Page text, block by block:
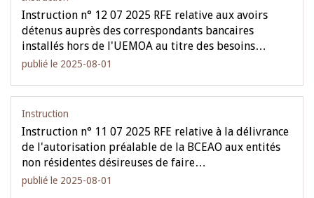
Instruction n° 12 07 2025 RFE relative aux avoirs
détenus auprès des correspondants bancaires
installés hors de l'UEMOA au titre des besoins…
publié le 2025-08-01
Instruction
Instruction n° 11 07 2025 RFE relative à la délivrance
de l'autorisation préalable de la BCEAO aux entités
non résidentes désireuses de faire…
publié le 2025-08-01